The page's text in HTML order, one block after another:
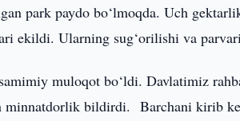
park paydo bo‘lmoqda. Uch
ekildi. Ularning sug‘orilishi va
muloqot bo‘ldi. Davlatimiz
minnatdorlik bildirdi. Barchani kirib